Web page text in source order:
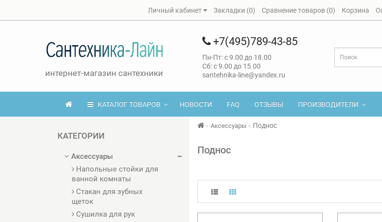
Личный кабинет Закладки (0) Сравнение товаров (0) Корзина
интернет-магазин сантехники
+7(495)789-43-85
Пн-Пт: с 9.00 до 18.00
Сб: с 9.00 до 15.00
santehnika-line@yandex.ru
КАТАЛОГ ТОВАРОВ НОВОСТИ FAQ ОТЗЫВЫ ПРОИЗВОДИТЕЛИ
КАТЕГОРИИ
Аксессуары
Напольные стойки для
ванной комнаты
Стакан для зубных
щеток
Сушилка для рук
Аксессуары Поднос
Поднос